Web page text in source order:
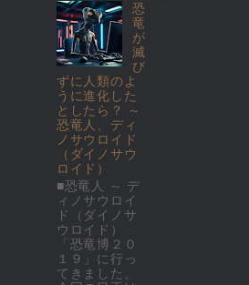
恐
竜
が
滅
び
ずに人類のよ
うに進化した
としたら？ ～
恐竜人、ディ
ノサウロイド
（ダイノサウ
ロイド）
■恐竜人 ～ デ
ィノサウロイ
ド（ダイノサ
ウロイド）
「恐竜博２０
１９」に行っ
てきました。